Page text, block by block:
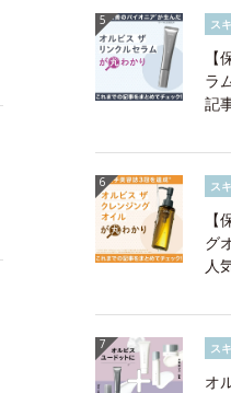
ス
ラ
記
ス
グ
人
ス
オ